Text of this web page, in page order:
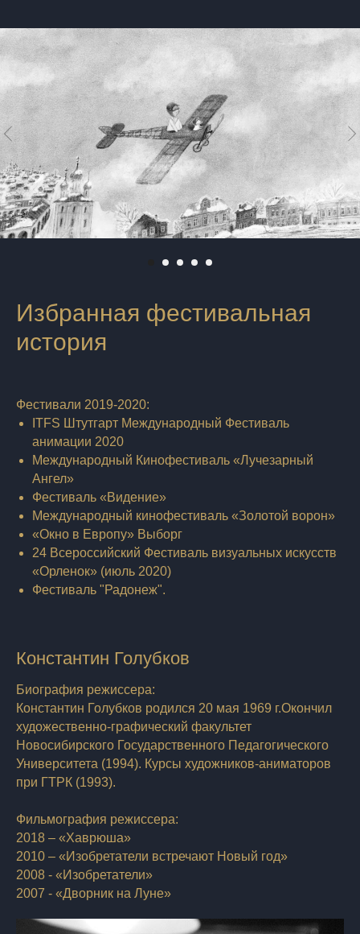
Избранная фестивальная
история
Фестивали 2019-2020:
ITFS Штутгарт Международный Фестиваль
анимации 2020
Международный Кинофестиваль «Лучезарный
Ангел»
Фестиваль «Видение»
Международный кинофестиваль «Золотой ворон»
«Окно в Европу» Выборг
24 Всероссийский Фестиваль визуальных искусств
«Орленок» (июль 2020)
Фестиваль "Радонеж".
Константин Голубков
Биография режиссера:
Константин Голубков родился 20 мая 1969 г.Окончил
художественно-графический факультет
Новосибирского Государственного Педагогического
Университета (1994). Курсы художников-аниматоров
при ГТРК (1993).
Фильмография режиссера:
2018 – «Хаврюша»
2010 – «Изобретатели встречают Новый год»
2008 - «Изобретатели»
2007 - «Дворник на Луне»